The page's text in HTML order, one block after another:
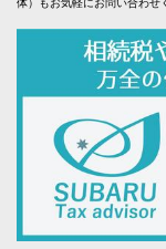
体）もお気軽にお問い合わせ